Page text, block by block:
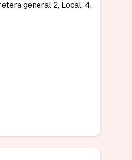
general 2, Local, 4,